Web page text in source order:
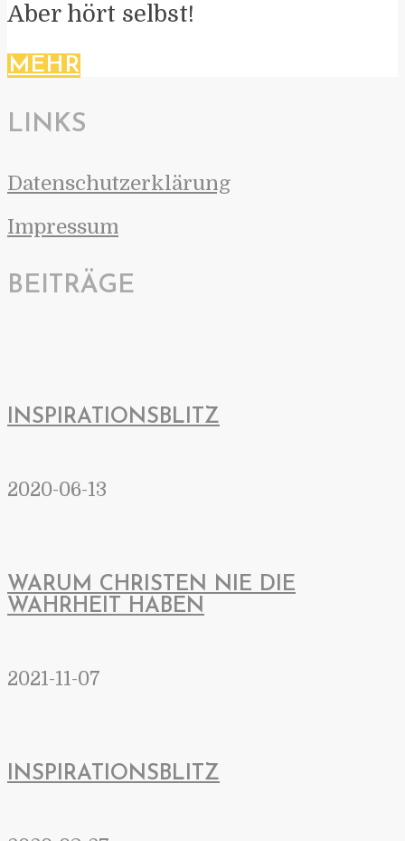
Aber hört selbst!
MEHR
LINKS
Datenschutzerklärung
Impressum
BEITRÄGE
INSPIRATIONSBLITZ
2020-06-13
WARUM CHRISTEN NIE DIE
WAHRHEIT HABEN
2021-11-07
INSPIRATIONSBLITZ